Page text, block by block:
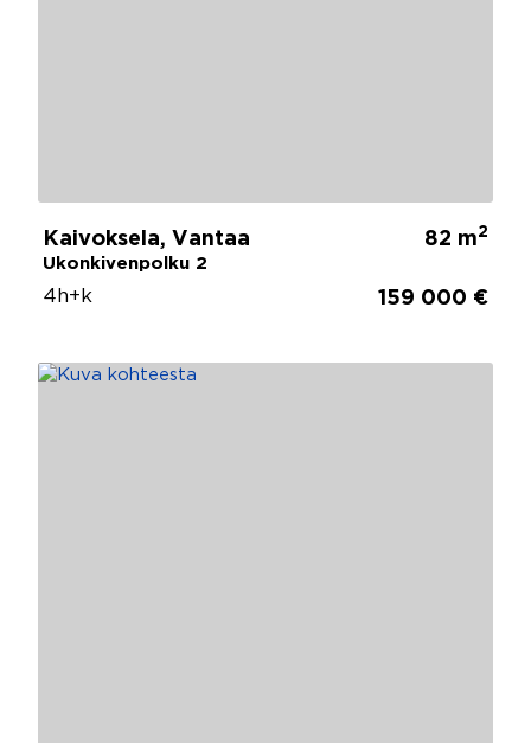
Kaivoksela, Vantaa
Ukonkivenpolku 2
82 m2
4h+k 159 000 €